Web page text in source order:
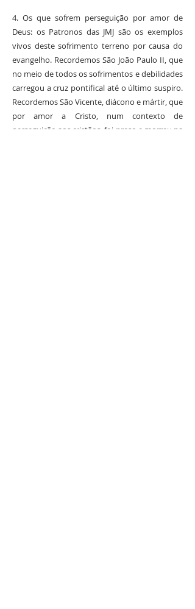
4. Os que sofrem perseguição por amor de
Deus: os Patronos das JMJ são os exemplos
vivos deste sofrimento terreno por causa do
evangelho. Recordemos São João Paulo II, que
no meio de todos os sofrimentos e debilidades
carregou a cruz pontifical até o último suspiro.
Recordemos São Vicente, diácono e mártir, que
por amor a Cristo, num contexto de
perseguição aos cristãos, foi preso e morreu na